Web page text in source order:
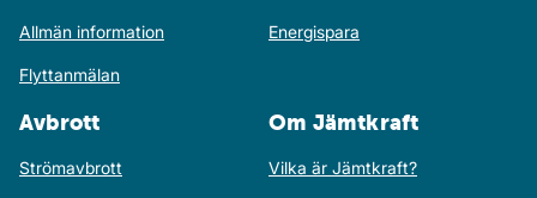
Allmän information
Flyttanmälan
Energispara
Avbrott
Strömavbrott
Om Jämtkraft
Vilka är Jämtkraft?